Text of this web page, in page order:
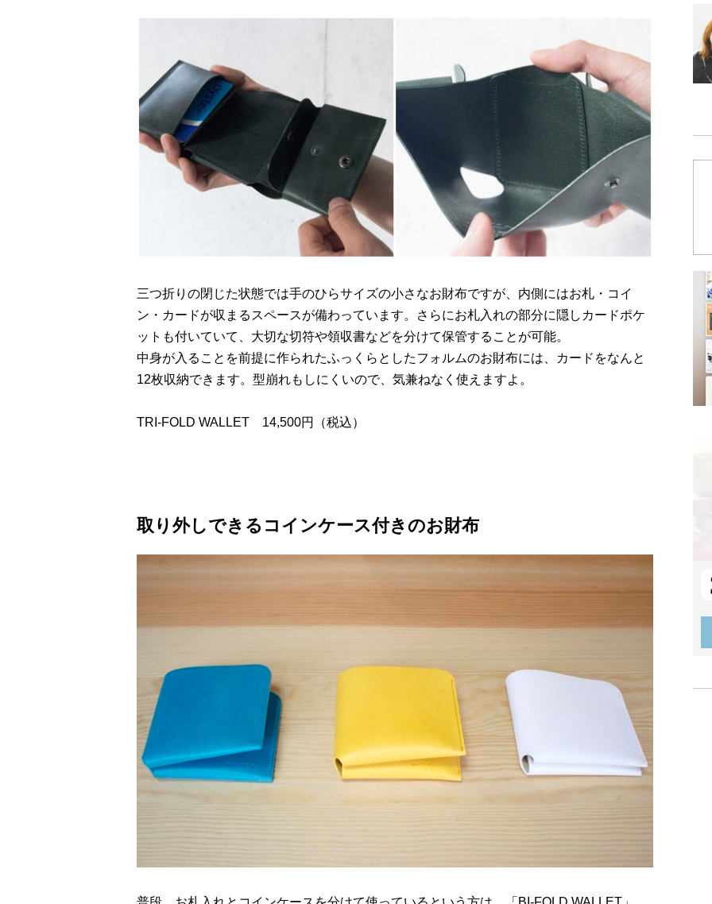
三つ折りの閉じた状態では手のひらサイズの小さなお財布ですが、内側にはお札・コイ
ン・カードが収まるスペースが備わっています。さらにお札入れの部分に隠しカードポケ
ットも付いていて、大切な切符や領収書などを分けて保管することが可能。
中身が入ることを前提に作られたふっくらとしたフォルムのお財布には、カードをなんと
12枚収納できます。型崩れもしにくいので、気兼ねなく使えますよ。
TRI-FOLD WALLET 14,500円（税込）
取り外しできるコインケース付きのお財布